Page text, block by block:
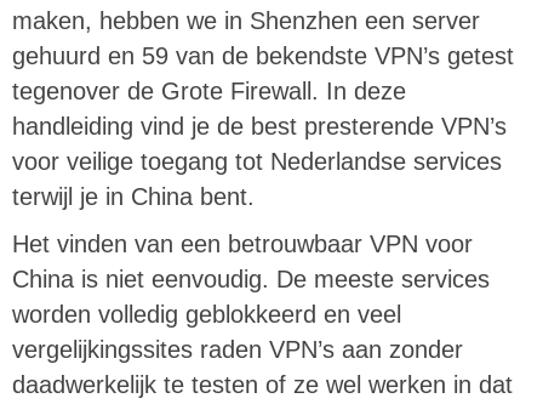
maken, hebben we in Shenzhen een server
gehuurd en 59 van de bekendste VPN’s getest
tegenover de Grote Firewall. In deze
handleiding vind je de best presterende VPN’s
voor veilige toegang tot Nederlandse services
terwijl je in China bent.
Het vinden van een betrouwbaar VPN voor
China is niet eenvoudig. De meeste services
worden volledig geblokkeerd en veel
vergelijkingssites raden VPN’s aan zonder
daadwerkelijk te testen of ze wel werken in dat